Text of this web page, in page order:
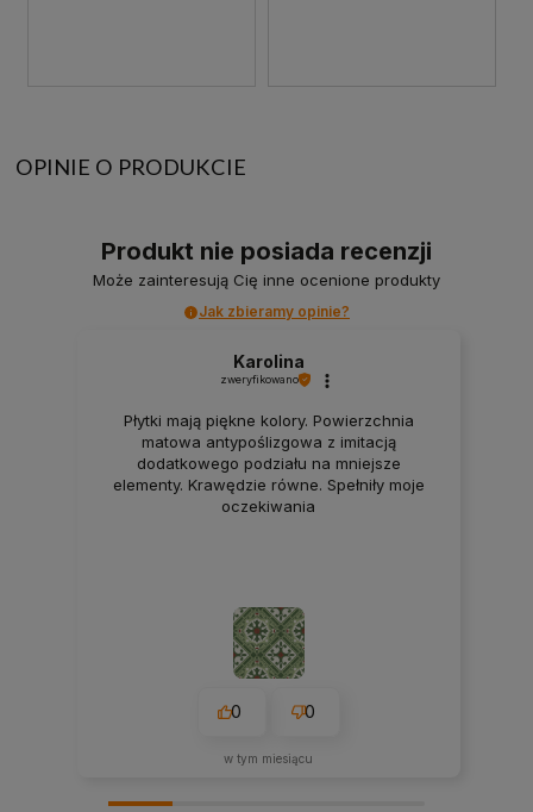
OPINIE O PRODUKCIE
Produkt nie posiada recenzji
Może zainteresują Cię inne ocenione produkty
Jak zbieramy opinie?
Karolina
zweryfikowano
Płytki mają piękne kolory. Powierzchnia
matowa antypoślizgowa z imitacją
dodatkowego podziału na mniejsze
elementy. Krawędzie równe. Spełniły moje
oczekiwania
0 0
w tym miesiącu